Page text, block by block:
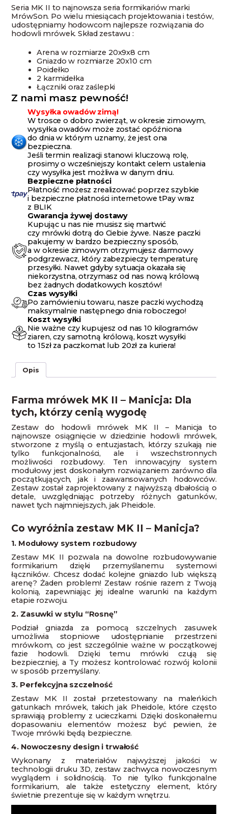
-
Manicja
Seria MK II to najnowsza seria formikariów marki
MrówSon. Po wielu miesiącach projektowania i testów,
udostępniamy hodowcom najlepsze rozwiązania do
hodowli mrówek. Skład zestawu :
Arena w rozmiarze 20x9x8 cm
Gniazdo w rozmiarze 20x10 cm
Poidełko
2 karmidełka
Łączniki oraz zaślepki
Z nami masz pewność!
Wysyłka owadów zimą!
W trosce o dobro zwierząt, w okresie zimowym,
wysyłka owadów może zostać opóźniona
do dnia w którym uznamy, że jest ona
bezpieczna.
Jeśli termin realizacji stanowi kluczową rolę,
prosimy o wcześniejszy kontakt celem ustalenia
czy wysyłka jest możliwa w danym dniu.
Bezpieczne płatności
Płatność możesz zrealizować poprzez szybkie
i bezpieczne płatności internetowe tPay wraz
z BLIK
Gwarancja żywej dostawy
Kupując u nas nie musisz się martwić
czy mrówki dotrą do Ciebie żywe. Nasze paczki
pakujemy w bardzo bezpieczny sposób,
a w okresie zimowym otrzymujesz darmowy
podgrzewacz, który zabezpieczy temperaturę
przesyłki. Nawet gdyby sytuacja okazała się
niekorzystna, otrzymasz od nas nową królową
bez żadnych dodatkowych kosztów!
Czas wysyłki
Po zamówieniu towaru, nasze paczki wychodzą
maksymalnie następnego dnia roboczego!
Koszt wysyłki
Nie ważne czy kupujesz od nas 10 kilogramów
ziaren, czy samotną królową, koszt wysyłki
to 15zł za paczkomat lub 20zł za kuriera!
Opis
Farma mrówek MK II – Manicja: Dla
tych, którzy cenią wygodę
Zestaw do hodowli mrówek MK II – Manicja to
najnowsze osiągnięcie w dziedzinie hodowli mrówek,
stworzone z myślą o entuzjastach, którzy szukają nie
tylko funkcjonalności, ale i wszechstronnych
możliwości rozbudowy. Ten innowacyjny system
modułowy jest doskonałym rozwiązaniem zarówno dla
początkujących, jak i zaawansowanych hodowców.
Zestaw został zaprojektowany z najwyższą dbałością o
detale, uwzględniając potrzeby różnych gatunków,
nawet tych najmniejszych, jak Pheidole.
Co wyróżnia zestaw MK II – Manicja?
1. Modułowy system rozbudowy
Zestaw MK II pozwala na dowolne rozbudowywanie
formikarium dzięki przemyślanemu systemowi
łączników. Chcesz dodać kolejne gniazdo lub większą
arenę? Żaden problem! Zestaw rośnie razem z Twoją
kolonią, zapewniając jej idealne warunki na każdym
etapie rozwoju.
2. Zasuwki w stylu “Rosnę”
Podział gniazda za pomocą szczelnych zasuwek
umożliwia stopniowe udostępnianie przestrzeni
mrówkom, co jest szczególnie ważne w początkowej
fazie hodowli. Dzięki temu mrówki czują się
bezpieczniej, a Ty możesz kontrolować rozwój kolonii
w sposób przemyślany.
3. Perfekcyjna szczelność
Zestaw MK II został przetestowany na maleńkich
gatunkach mrówek, takich jak Pheidole, które często
sprawiają problemy z ucieczkami. Dzięki doskonałemu
dopasowaniu elementów możesz być pewien, że
Twoje mrówki będą bezpieczne.
4. Nowoczesny design i trwałość
Wykonany z materiałów najwyższej jakości w
technologii druku 3D, zestaw zachwyca nowoczesnym
wyglądem i solidnością. To nie tylko funkcjonalne
formikarium, ale także estetyczny element, który
świetnie prezentuje się w każdym wnętrzu.